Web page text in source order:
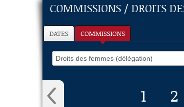
COMMISSIONS / DROITS
DATES COMMISSIONS
1 2